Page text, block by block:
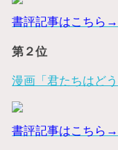
書評記事はこちら→
第２位
漫画「君たちはど
書評記事はこちら→